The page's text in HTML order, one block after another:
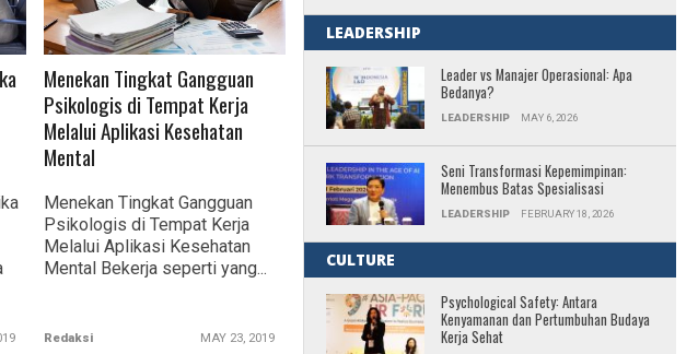
Menekan Tingkat Gangguan
Psikologis di Tempat Kerja
Melalui Aplikasi Kesehatan
Mental
Menekan Tingkat Gangguan
Psikologis di Tempat Kerja
Melalui Aplikasi Kesehatan
Mental Bekerja seperti yang...
Redaksi MAY 23, 2019
LEADERSHIP
Leader vs Manajer Operasional: Apa
Bedanya?
LEADERSHIP MAY 6, 2026
Seni Transformasi Kepemimpinan:
Menembus Batas Spesialisasi
LEADERSHIP FEBRUARY 18, 2026
CULTURE
Psychological Safety: Antara
Kenyamanan dan Pertumbuhan Budaya
Kerja Sehat